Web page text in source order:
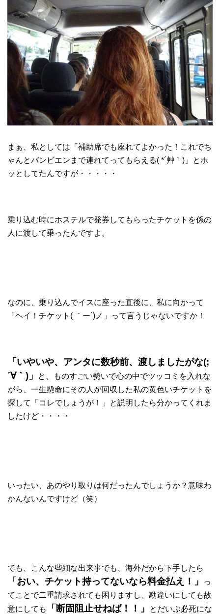
まぁ、私としては「補助席でも座れてよかった！これでち
ゃんとバンビエンまで連れてってもらえる( *´艸｀)」とホ
ッとしてたんですが・・・・・
乗り込む時にホステルで発券してもらったチケットを係の
人に渡して乗ったんですよ。
なのに、乗り込んでイスに座った直後に、私に向かって
「ヘイ！チケット( ｀ー´)ノ」って言うじゃないですか！
「いやいや、アンタに数秒前、渡しましたがな(;
´∀｀)」
と、ものすごい勢いで心の中でツッコミを入れな
がら、一生懸命にその人が回収した私の黄色いチケットを
探して「コレでしょうが！」と説明したら分かってくれま
したけど・・・・
いったい、あのやり取りは何だったんでしょうか？意味わ
かんないんですけど（笑）
でも、こんな些細な出来事でも、海外だから下手したら
「おい、チケット持ってないなら料金払え！」
っ
てことで二重請求されても困りますし、勘違いにしても故
意にしても
「断固阻止せねば！！」
とだいぶ必死にな